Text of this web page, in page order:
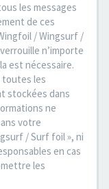
les messages
de ces
/ Wingsurf /
n’importe
est nécessaire.
toutes les
stockées dans
ne
votre
/ Surf foil », ni
en cas
les